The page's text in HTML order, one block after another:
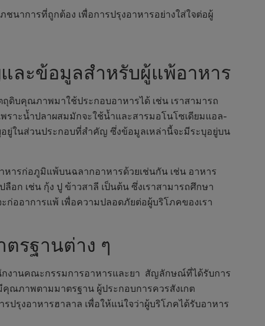
นาการที่ถูกต้อง เพื่อการปรุงอาหารอย่างใส่ใจต่อผู้
ละข้อมูลสำหรับผู้แพ้อาหาร
ดิบคุณภาพมาใช้ประกอบอาหารได้ เช่น เราสามารถ
าะน้ำปลาผสมมักจะใช้น้ำและสารมอโนโซเดียมแอล-
ยู่ในส่วนประกอบที่สำคัญ ซึ่งข้อมูลเหล่านี้จะมีระบุอยู่บน
ารก่อภูมิแพ้บนฉลากอาหารด้วยเช่นกัน เช่น อาหาร
อก เช่น กุ้ง ปู ข้าวสาลี เป็นต้น ซึ่งเราสามารถศึกษา
ออาการแพ้ เพื่อความปลอดภัยต่อผู้บริโภคของเรา
รฐานต่าง ๆ
งานคณะกรรมการอาหารและยา สัญลักษณ์ที่ได้รับการ
ณภาพตามมาตรฐาน ผู้ประกอบการควรสังเกต
ปรุงอาหารฮาลาล เพื่อให้แน่ใจว่าผู้บริโภคได้รับอาหาร